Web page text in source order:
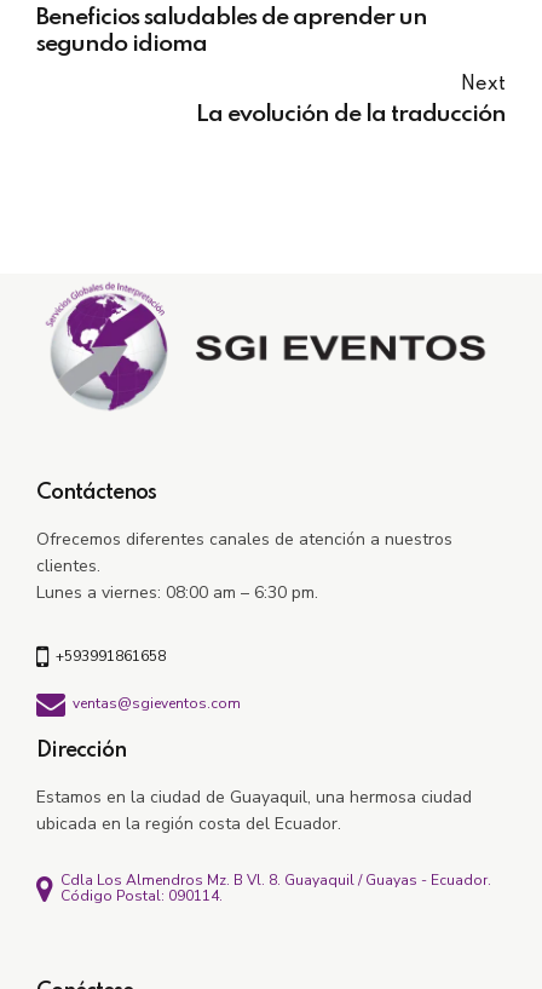
Beneficios saludables de aprender un
segundo idioma
Next
La evolución de la traducción
Contáctenos
Ofrecemos diferentes canales de atención a nuestros
clientes.
Lunes a viernes: 08:00 am – 6:30 pm.
+593991861658
ventas@sgieventos.com
Dirección
Estamos en la ciudad de Guayaquil, una hermosa ciudad
ubicada en la región costa del Ecuador.
Cdla Los Almendros Mz. B Vl. 8. Guayaquil / Guayas - Ecuador.
Código Postal: 090114.